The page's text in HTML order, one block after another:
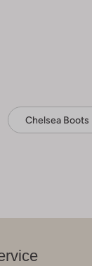
Chelsea Boots